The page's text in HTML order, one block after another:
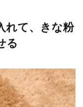
れて、きな粉
る